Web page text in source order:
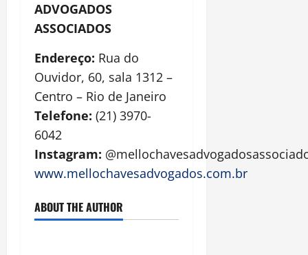
ADVOGADOS
ASSOCIADOS
Endereço: Rua do
Ouvidor, 60, sala 1312 –
Centro – Rio de Janeiro
Telefone: (21) 3970-
6042
Instagram:
www.mellochavesadvogados.com.br
ABOUT THE AUTHOR